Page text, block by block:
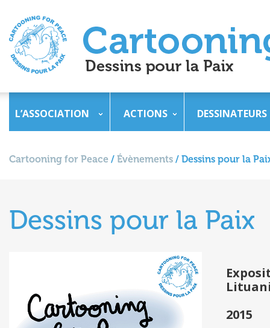
L’ASSOCIATION ACTIONS DESSINATEURS
Cartooning for Peace / Évènements / Dessins pour la
Dessins pour la Paix
2015